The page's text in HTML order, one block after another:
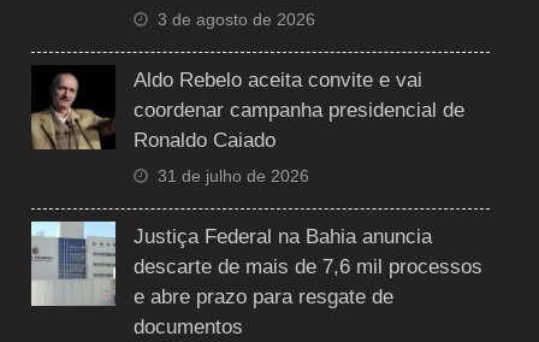
3 de agosto de 2026
Aldo Rebelo aceita convite e vai
coordenar campanha presidencial de
Ronaldo Caiado
31 de julho de 2026
Justiça Federal na Bahia anuncia
descarte de mais de 7,6 mil processos
e abre prazo para resgate de
documentos